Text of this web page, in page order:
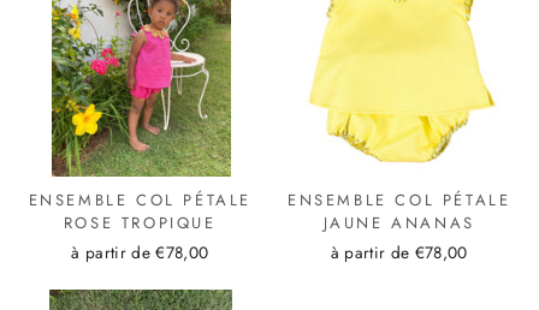
ENSEMBLE COL PÉTALE
ROSE TROPIQUE
à partir de €78,00
ENSEMBLE COL PÉTALE
JAUNE ANANAS
à partir de €78,00